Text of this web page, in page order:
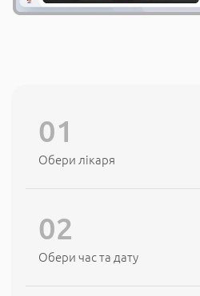
Обери лікаря
Обери час та дату